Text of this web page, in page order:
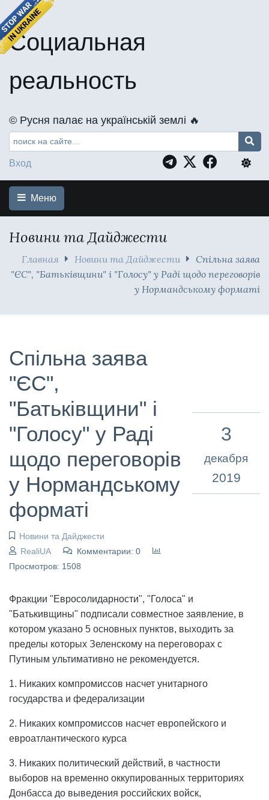
Социальная
реальность
©️ Русня палає на українській землі 🔥
Вход
Меню
Новини та Дайджести
Главная Новини та Дайджести
Спільна заява
"ЄС", "Батьківщини" і "Голосу" у Раді щодо переговорів
у Нормандському форматі
Спільна заява
"ЄС",
"Батьківщини" і
"Голосу" у Раді
щодо переговорів
у Нормандському
форматі
Новини та Дайджести
RealiUA
Комментарии: 0
Просмотров: 1508
3
декабря
2019
Фракции "Евросолидарности", "Голоса" и
"Батькивщины" подписали совместное заявление, в
котором указано 5 основных пунктов, выходить за
пределы которых Зеленскому на переговорах с
Путиным ультимативно не рекомендуется.
1. Никаких компромиссов насчет унитарного
государства и федерализации
2. Никаких компромиссов насчет европейского и
евроатлантического курса
3. Никаких политический действий, в частности
выборов на временно оккупированных территориях
Донбасса до выведения российских войск,